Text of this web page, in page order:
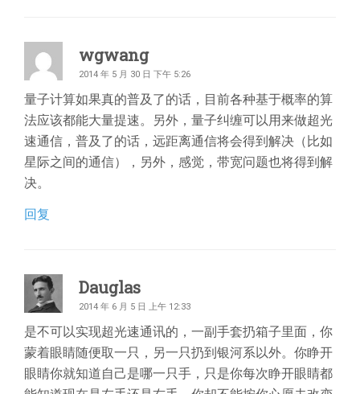
wgwang
2014 年 5 月 30 日 下午 5:26
量子计算如果真的普及了的话，目前各种基于概率的算
法应该都能大量提速。另外，量子纠缠可以用来做超光
速通信，普及了的话，远距离通信将会得到解决（比如
星际之间的通信），另外，感觉，带宽问题也将得到解
决。
回复
Dauglas
2014 年 6 月 5 日 上午 12:33
是不可以实现超光速通讯的，一副手套扔箱子里面，你
蒙着眼睛随便取一只，另一只扔到银河系以外。你睁开
眼睛你就知道自己是哪一只手，只是你每次睁开眼睛都